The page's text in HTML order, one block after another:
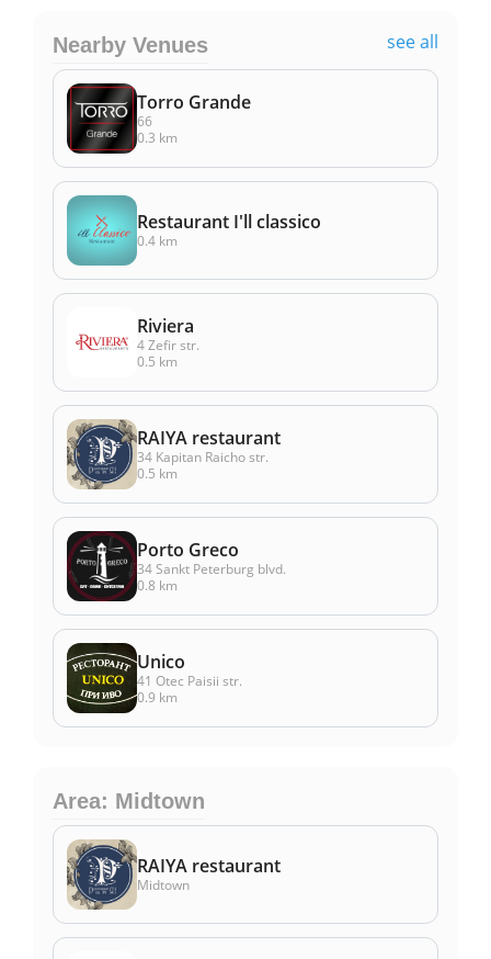
Nearby Venues see all
Torro Grande
66
0.3 km
Restaurant I'll classico
0.4 km
Riviera
4 Zefir str.
0.5 km
RAIYA restaurant
34 Kapitan Raicho str.
0.5 km
Porto Greco
34 Sankt Peterburg blvd.
0.8 km
Unico
41 Otec Paisii str.
0.9 km
Area: Midtown
RAIYA restaurant
Midtown